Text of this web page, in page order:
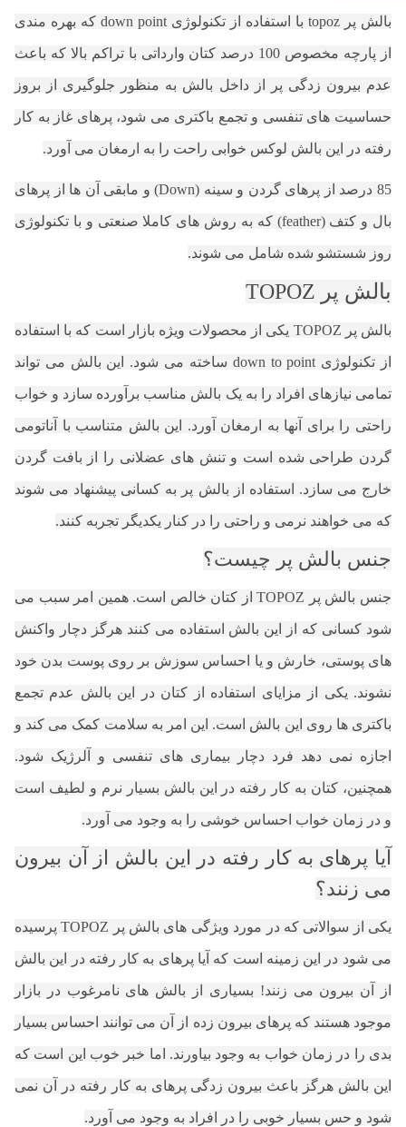
بالش پر topoz با استفاده از تکنولوژی down point که بهره مندی
از پارچه مخصوص 100 درصد کتان وارداتی با تراکم بالا که باعث
عدم بیرون زدگی پر از داخل بالش به منظور جلوگیری از بروز
حساسیت های تنفسی و تجمع باکتری می شود، پرهای غاز به کار
رفته در این بالش لوکس خوابی راحت را به ارمغان می آورد.
85 درصد از پرهای گردن و سینه (Down) و مابقی آن ها از پرهای
بال و کتف (feather) که به روش های کاملا صنعتی و با تکنولوژی
روز شستشو شده شامل می شوند.
بالش پر TOPOZ
بالش پر TOPOZ یکی از محصولات ویژه بازار است که با استفاده
از تکنولوژی down to point ساخته می شود. این بالش می تواند
تمامی نیازهای افراد را به یک بالش مناسب برآورده سازد و خواب
راحتی را برای آنها به ارمغان آورد. این بالش متناسب با آناتومی
گردن طراحی شده است و تنش های عضلانی را از بافت گردن
خارج می سازد. استفاده از بالش پر به کسانی پیشنهاد می شوند
که می خواهند نرمی و راحتی را در کنار یکدیگر تجربه کنند.
جنس بالش پر چیست؟
جنس بالش پر TOPOZ از کتان خالص است. همین امر سبب می
شود کسانی که از این بالش استفاده می کنند هرگز دچار واکنش
های پوستی، خارش و یا احساس سوزش بر روی پوست بدن خود
نشوند. یکی از مزایای استفاده از کتان در این بالش عدم تجمع
باکتری ها روی این بالش است. این امر به سلامت کمک می کند و
اجازه نمی دهد فرد دچار بیماری های تنفسی و آلرژیک شود.
همچنین، کتان به کار رفته در این بالش بسیار نرم و لطیف است
و در زمان خواب احساس خوشی را به وجود می آورد.
آیا پرهای به کار رفته در این بالش از آن بیرون
می زنند؟
یکی از سوالاتی که در مورد ویژگی های بالش پر TOPOZ پرسیده
می شود در این زمینه است که آیا پرهای به کار رفته در این بالش
از آن بیرون می زنند! بسیاری از بالش های نامرغوب در بازار
موجود هستند که پرهای بیرون زده از آن می توانند احساس بسیار
بدی را در زمان خواب به وجود بیاورند. اما خبر خوب این است که
این بالش هرگز باعث بیرون زدگی پرهای به کار رفته در آن نمی
شود و حس بسیار خوبی را در افراد به وجود می آورد.